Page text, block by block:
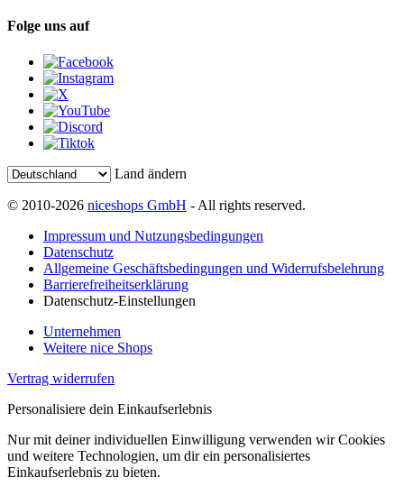
Folge uns auf
Land ändern
© 2010-2026 niceshops GmbH - All rights reserved.
Impressum und Nutzungsbedingungen
Datenschutz
Allgemeine Geschäftsbedingungen und Widerrufsbelehrung
Barrierefreiheitserklärung
Datenschutz-Einstellungen
Unternehmen
Weitere nice Shops
Vertrag widerrufen
Personalisiere dein Einkaufserlebnis
Nur mit deiner individuellen Einwilligung verwenden wir Cookies
und weitere Technologien, um dir ein personalisiertes
Einkaufserlebnis zu bieten.